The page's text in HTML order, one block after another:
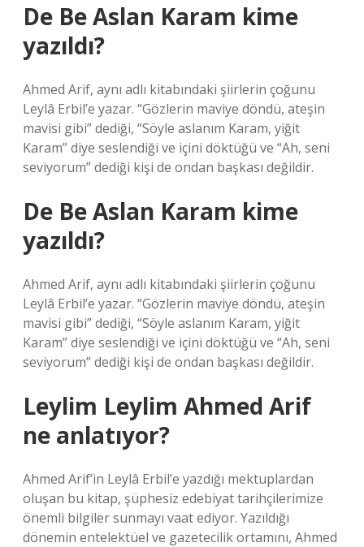
De Be Aslan Karam kime
yazıldı?
Ahmed Arif, aynı adlı kitabındaki şiirlerin çoğunu
Leylâ Erbil’e yazar. “Gözlerin maviye döndü, ateşin
mavisi gibi” dediği, “Söyle aslanım Karam, yiğit
Karam” diye seslendiği ve içini döktüğü ve “Ah, seni
seviyorum” dediği kişi de ondan başkası değildir.
De Be Aslan Karam kime
yazıldı?
Ahmed Arif, aynı adlı kitabındaki şiirlerin çoğunu
Leylâ Erbil’e yazar. “Gözlerin maviye döndü, ateşin
mavisi gibi” dediği, “Söyle aslanım Karam, yiğit
Karam” diye seslendiği ve içini döktüğü ve “Ah, seni
seviyorum” dediği kişi de ondan başkası değildir.
Leylim Leylim Ahmed Arif
ne anlatıyor?
Ahmed Arif’in Leylâ Erbil’e yazdığı mektuplardan
oluşan bu kitap, şüphesiz edebiyat tarihçilerimize
önemli bilgiler sunmayı vaat ediyor. Yazıldığı
dönemin entelektüel ve gazetecilik ortamını, Ahmed